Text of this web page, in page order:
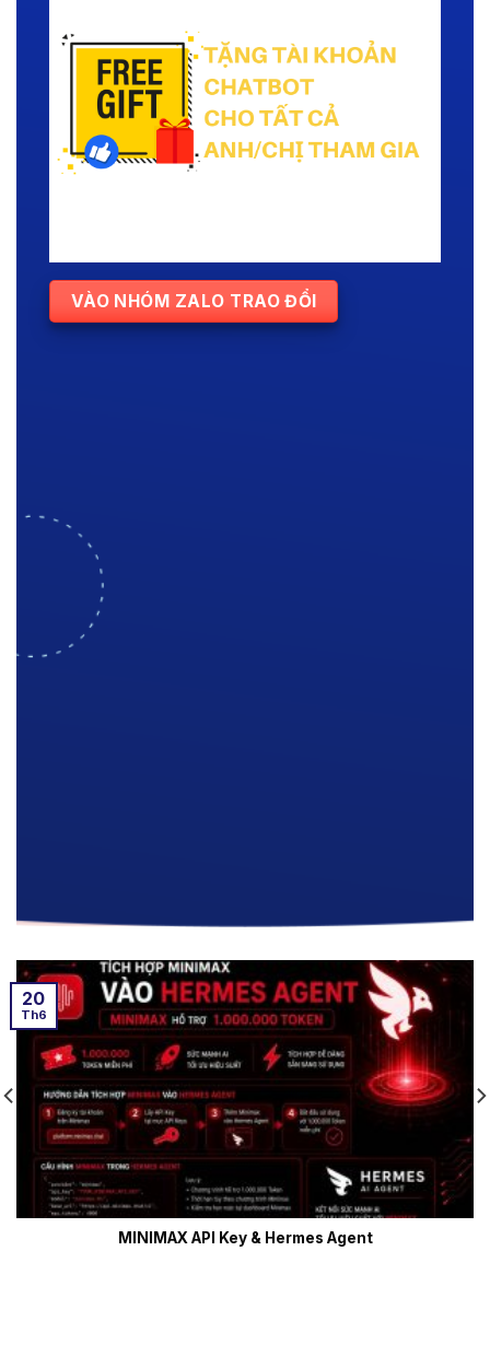
VÀO NHÓM ZALO TRAO ĐỔI
MINIMAX API Key & Hermes Agent
20
Th6